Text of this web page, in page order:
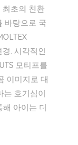
최초의 친환
바탕으로 국
. 시각적인
모티프를
이미지로 대
는 호기심이
해 아이는 더